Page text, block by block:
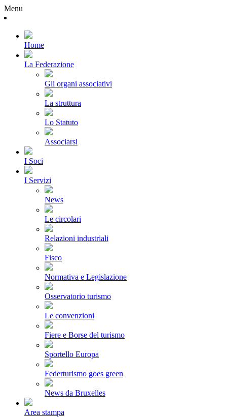
Menu
Home
La Federazione
Gli organi associativi
La struttura
Lo Statuto
Associarsi
I Soci
I Servizi
News
Le circolari
Relazioni industriali
Fisco
Normativa e Legislazione
Osservatorio turismo
Le convenzioni
Fiere e Borse del turismo
Sportello Europa
Federturismo goes green
News da Bruxelles
Area stampa